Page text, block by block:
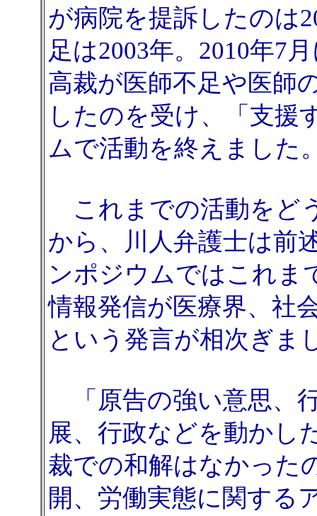
が病院を提訴したのは
足は2003年。2010年7
高裁が医師不足や医師
したのを受け、「支援
ムで活動を終えました
これまでの活動をど
から、川人弁護士は前
ンポジウムではこれま
情報発信が医療界、社
という発言が相次ぎま
「原告の強い意思、
展、行政などを動かし
裁での和解はなかった
開、労働実態に関する